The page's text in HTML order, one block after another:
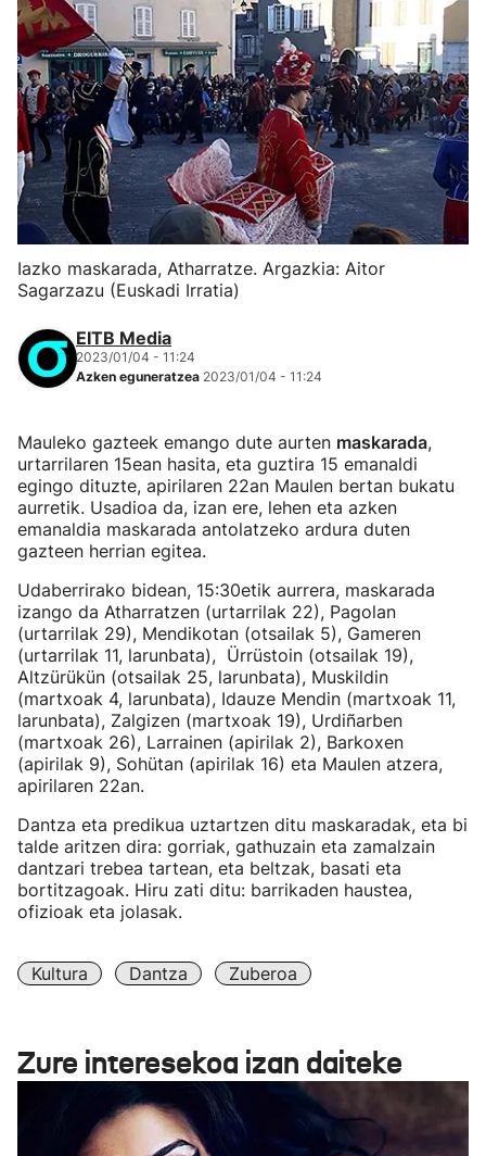
Iazko maskarada, Atharratze. Argazkia: Aitor
Sagarzazu (Euskadi Irratia)
EITB Media
2023/01/04 - 11:24
Azken eguneratzea 2023/01/04 - 11:24
Mauleko gazteek emango dute aurten maskarada,
urtarrilaren 15ean hasita, eta guztira 15 emanaldi
egingo dituzte, apirilaren 22an Maulen bertan bukatu
aurretik. Usadioa da, izan ere, lehen eta azken
emanaldia maskarada antolatzeko ardura duten
gazteen herrian egitea.
Udaberrirako bidean, 15:30etik aurrera, maskarada
izango da Atharratzen (urtarrilak 22), Pagolan
(urtarrilak 29), Mendikotan (otsailak 5), Gameren
(urtarrilak 11, larunbata), Ürrüstoin (otsailak 19),
Altzürükün (otsailak 25, larunbata), Muskildin
(martxoak 4, larunbata), Idauze Mendin (martxoak 11,
larunbata), Zalgizen (martxoak 19), Urdiñarben
(martxoak 26), Larrainen (apirilak 2), Barkoxen
(apirilak 9), Sohütan (apirilak 16) eta Maulen atzera,
apirilaren 22an.
Dantza eta predikua uztartzen ditu maskaradak, eta bi
talde aritzen dira: gorriak, gathuzain eta zamalzain
dantzari trebea tartean, eta beltzak, basati eta
bortitzagoak. Hiru zati ditu: barrikaden haustea,
ofizioak eta jolasak.
Kultura Dantza Zuberoa
Zure interesekoa izan daiteke